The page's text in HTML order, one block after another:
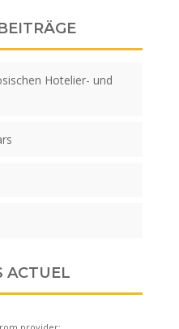
Hotelier- und
ACTUEL